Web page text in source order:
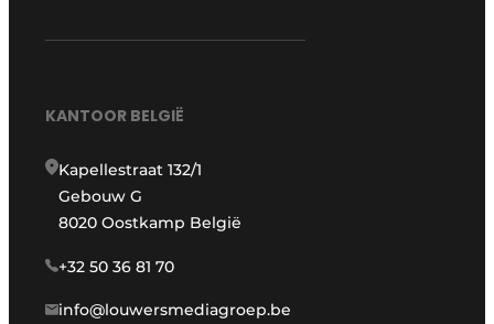
KANTOOR BELGIË
Kapellestraat 132/1
Gebouw G
8020 Oostkamp België
+32 50 36 81 70
info@louwersmediagroep.be